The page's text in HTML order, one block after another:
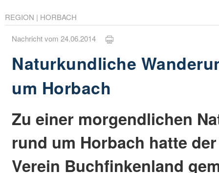
REGION | HORBACH
Nachricht vom 24.06.2014
Naturkundliche
um Horbach
Zu einer morgendlichen
rund um Horbach hatte
Verein Buchfinkenland